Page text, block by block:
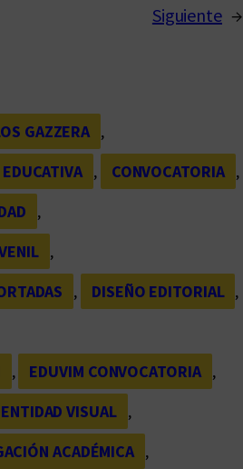
Siguiente →
GAZZERA ,
, CONVOCATORIA
,
,
,
, DISEÑO EDITORIAL
, EDUVIM CONVOCATORIA ,
VISUAL ,
ACADÉMICA ,